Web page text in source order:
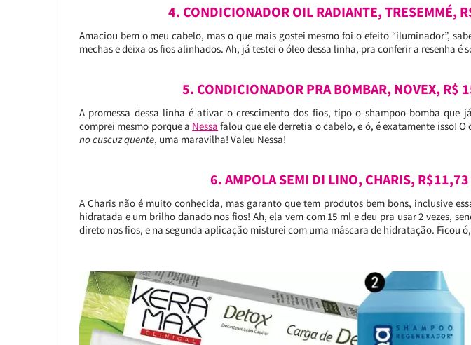
4. CONDICIONADOR OIL RADIANTE, TRESEMMÉ,
Amaciou bem o meu cabelo, mas o que mais gostei mesmo foi o efeito “iluminador”,
mechas e deixa os fios alinhados. Ah, já testei o óleo dessa linha, pra conferir a resenha é
5. CONDICIONADOR PRA BOMBAR, NOVEX, R$
A promessa dessa linha é ativar o crescimento dos fios, tipo o shampoo bomba que
comprei mesmo porque a Nessa falou que ele derretia o cabelo, e ó, é exatamente isso! O
no cuscuz quente, uma maravilha! Valeu Nessa!
6. AMPOLA SEMI DI LINO, CHARIS, R$11,73
A Charis não é muito conhecida, mas garanto que tem produtos bem bons, inclusive
hidratada e um brilho danado nos fios! Ah, ela vem com 15 ml e deu pra usar 2 vezes,
direto nos fios, e na segunda aplicação misturei com uma máscara de hidratação. Ficou